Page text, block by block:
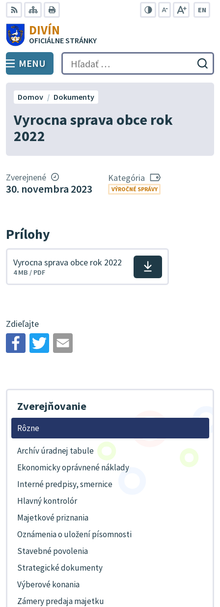
Preskočiť
na
obsah
RSS Mapa
EN
DIVÍN
OFICIÁLNE STRÁNKY
PREPNÚŤ
MENU Hľadať:
Vyrocna sprava obce rok
2022
Domov Dokumenty
Zverejnené
30. novembra 2023
Kategória
VÝROČNÉ SPRÁVY
Prílohy
Stiahnuť
Vyrocna sprava obce rok 2022
4 MB / PDF
Zdieľajte
Zverejňovanie
Rôzne
Archív úradnej tabule
Ekonomicky oprávnené náklady
Interné predpisy, smernice
Hlavný kontrolór
Majetkové priznania
Oznámenia o uložení písomnosti
Stavebné povolenia
Strategické dokumenty
Výberové konania
Zámery predaja majetku